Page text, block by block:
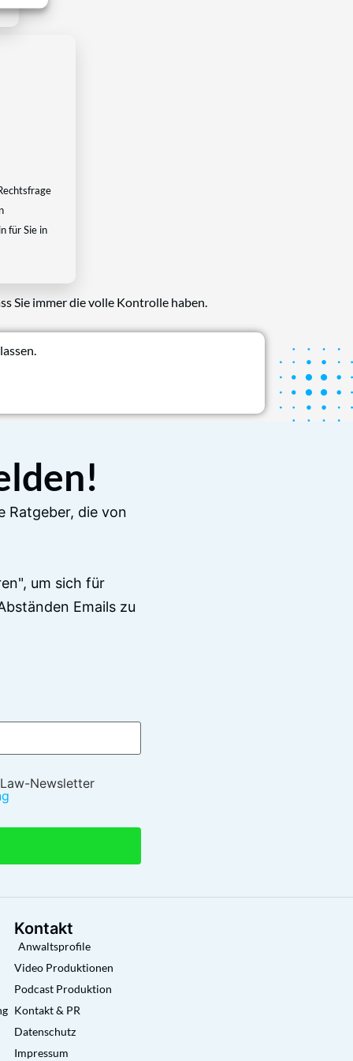
für Sie in
Sie immer die volle Kontrolle haben.
Ratgeber, die von
um sich für
Emails zu
Newsletter
Kontakt
Anwaltsprofile
Video Produktionen
Podcast Produktion
Kontakt & PR
Datenschutz
Impressum